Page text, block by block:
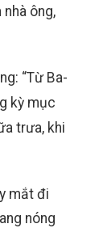
ông,
“Từ Ba-
kỳ mục
trưa, khi
mắt đi
nóng